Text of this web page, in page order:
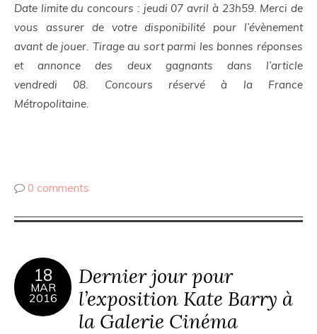
Date limite du concours : jeudi 07 avril à 23h59. Merci de
vous assurer de votre disponibilité pour l’évènement
avant de jouer. Tirage au sort parmi les bonnes réponses
et annonce des deux gagnants dans l’article
vendredi 08. Concours réservé à la France
Métropolitaine.
0 comments
18
MAR
2016
Dernier jour pour
l’exposition Kate Barry à
la Galerie Cinéma